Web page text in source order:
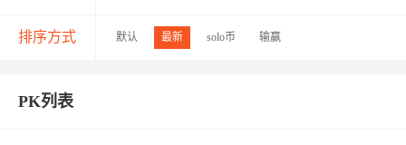
排序方式 默认 最新 solo币 输赢
PK列表